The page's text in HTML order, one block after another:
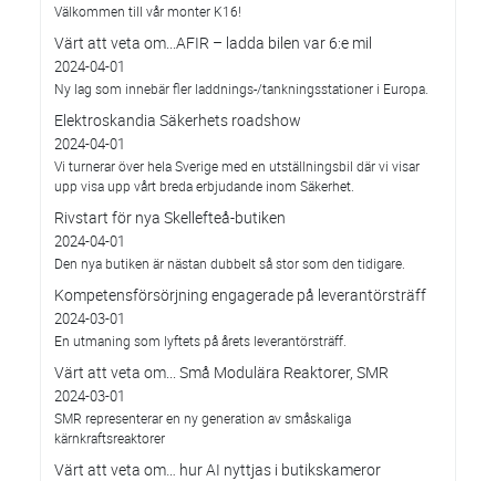
Välkommen till vår monter K16!
Värt att veta om...AFIR – ladda bilen var 6:e mil
2024-04-01
Ny lag som innebär fler laddnings-/tankningsstationer i Europa.
Elektroskandia Säkerhets roadshow
2024-04-01
Vi turnerar över hela Sverige med en utställningsbil där vi visar
upp visa upp vårt breda erbjudande inom Säkerhet.
Rivstart för nya Skellefteå-butiken
2024-04-01
Den nya butiken är nästan dubbelt så stor som den tidigare.
Kompetensförsörjning engagerade på leverantörsträff
2024-03-01
En utmaning som lyftets på årets leverantörsträff.
Värt att veta om... Små Modulära Reaktorer, SMR
2024-03-01
SMR representerar en ny generation av småskaliga
kärnkraftsreaktorer
Värt att veta om… hur AI nyttjas i butikskameror